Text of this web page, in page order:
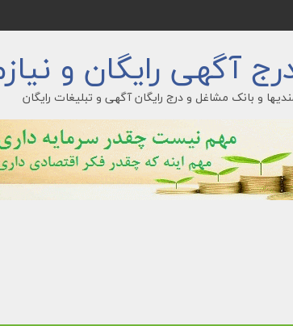
آگهی رایگان و
و بانک مشاغل و درج رایگان آگهی و تبلیغات رایگان